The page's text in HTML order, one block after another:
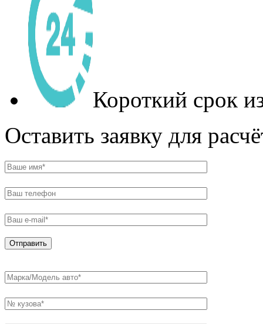
Короткий срок
Оставить заявку для